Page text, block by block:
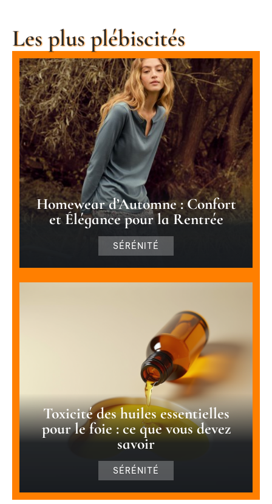
Les plus plébiscités
Homewear d’Automne : Confort
et Élégance pour la Rentrée
SÉRÉNITÉ
Toxicité des huiles essentielles
pour le foie : ce que vous devez
savoir
SÉRÉNITÉ